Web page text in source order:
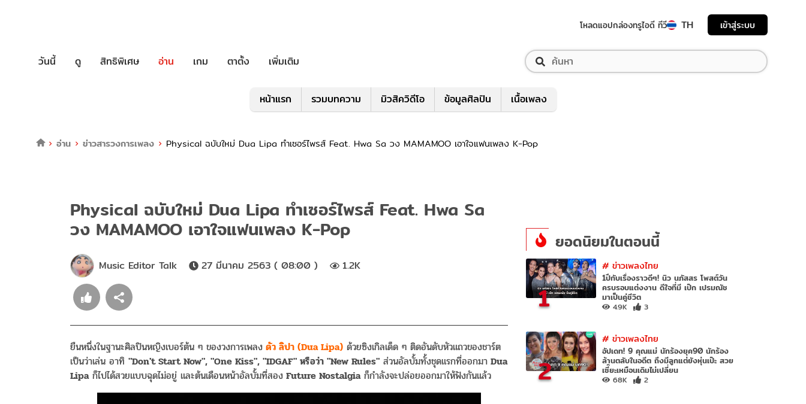
โหลดแอปกล่องทรูไอดี ทีวี TH เข้าสู่ระบบ
วันนี้ ดู สิทธิพิเศษ อ่าน เกม ตาตั้ง เพิ่มเติม
หน้าแรก รวมบทความ มิวสิควิดีโอ ข้อมูลศิลปิน เนื้อเพลง
อ่าน ข่าวสารวงการเพลง Physical ฉบับใหม่ Dua Lipa ทำเซอร์ไพรส์ Feat. Hwa Sa วง MAMAMOO เอาใจแฟนเพลง K-Pop
Physical ฉบับใหม่ Dua Lipa ทำเซอร์ไพรส์ Feat. Hwa Sa
วง MAMAMOO เอาใจแฟนเพลง K-Pop
Music Editor Talk 27 มีนาคม 2563 ( 08:00 ) 1.2K
ยืนหนึ่งในฐานะศิลปินหญิงเบอร์ต้น ๆ ของวงการเพลง ดัว ลิปา (Dua Lipa) ด้วยซิงเกิลเด็ด ๆ ติดอันดับหัวแถวของชาร์ต
เป็นว่าเล่น อาทิ "Don't Start Now", "One Kiss", "IDGAF" หรือว่า "New Rules" ส่วนอัลบั้มทั้งชุดแรกที่ออกมา Dua
Lipaก็ไปได้สวยแบบฉุดไม่อยู่ และต้นเดือนหน้าอัลบั้มที่สอง Future Nostalgiaก็กำลังจะปล่อยออกมาให้ฟังกันแล้ว
ยอดนิยมในตอนนี้
1
# ข่าวเพลงไทย
1ปีกับเรื่องราวดีๆ! นิว นภัสสร โพสต์วัน
ครบรอบแต่งงาน ดีใจที่มี เป๊ก เปรมณัช
มาเป็นคู่ชีวิต
4.9K 3
2
# ข่าวเพลงไทย
อัปเดท! 9 คุณแม่ นักร้องยุค90 นักร้อง
ล้านตลับในอดีต ถึงมีลูกแต่ยังหุ่นเป๊ะ สวย
เซี๊ยะเหมือนเดิมไม่เปลี่ยน
68K 2